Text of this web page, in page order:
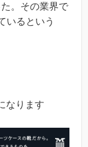
。その業界で
いるという
なります